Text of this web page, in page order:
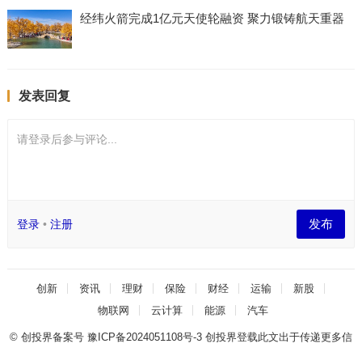
经纬火箭完成1亿元天使轮融资 聚力锻铸航天重器
发表回复
请登录后参与评论...
登录• 注册 发布
创新 资讯 理财 保险 财经 运输
新股
物联网
云计算 能源 汽车
© 创投界备案号 豫ICP备2024051108号-3 创投界登载此文出于传递更多信